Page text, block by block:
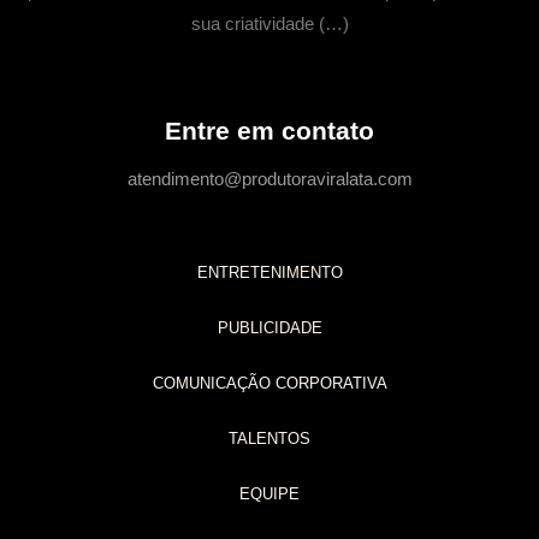
sua criatividade (…)
ENTRETENIMENTO
PUBLICIDADE
COMUNICAÇÃO CORPORATIVA
TALENTOS
EQUIPE
Entre em contato
atendimento@produtoraviralata.com